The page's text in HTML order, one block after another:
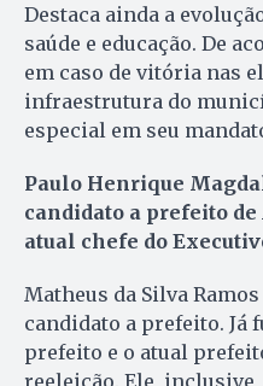
Destaca ainda a
saúde e educação. De
em caso de vitória nas
infraestrutura do
especial em seu
Paulo Henrique
candidato a prefeito
atual chefe do
Matheus da Silva
candidato a prefeito. Já
prefeito e o atual
reeleição. Ele,